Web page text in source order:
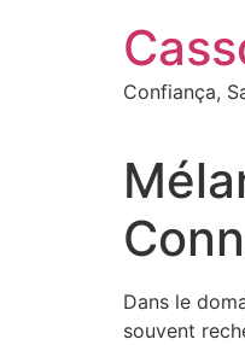
Confiança,
Dans le
souvent